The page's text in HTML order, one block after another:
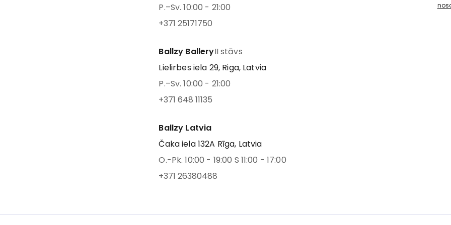
P.–Sv. 10:00 - 21:00
+371 25171750
Ballzy BalleryII stāvs
Lielirbes iela 29, Riga, Latvia
P.–Sv. 10:00 - 21:00
+371 648 11135
Ballzy Latvia
Čaka iela 132A Rīga, Latvia
O.-Pk. 10:00 - 19:00 S 11:00 - 17:00
+371 26380488